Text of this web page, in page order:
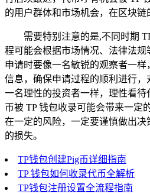
的用户群体和市场机会，在区块链
需要特别注意的是,不同时期
程可能会根据市场情况、法律法
申请时要像一名敏锐的观察者一
信息，确保申请过程的顺利进行
一名理性的投资者一样，理性看
币被 TP 钱包收录可能会带来一定
在一定的风险，一定要谨慎做出
的损失。
TP钱包创建Pig币详细指南
TP 钱包如何收录代币全解析
TP钱包注册设置全流程指南